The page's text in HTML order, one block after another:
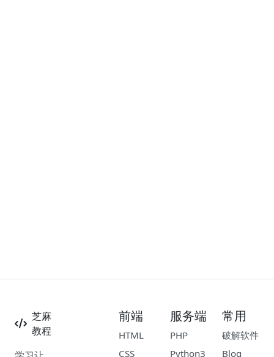
芝麻
教程
前端
HTML
CSS
服务端
PHP
Python3
常用
破解软件
Blog